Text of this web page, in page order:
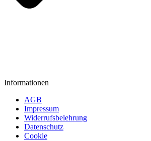
Informationen
AGB
Impressum
Widerrufsbelehrung
Datenschutz
Cookie